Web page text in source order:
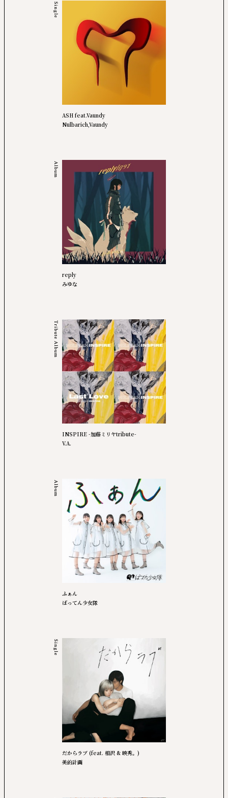
ASH feat.Vaundy
Nulbarich,Vaundy
Single
reply
みゆな
Album
INSPIRE -加藤ミリヤtribute-
V.A.
Tribute Album
ふぁん
ばってん少女隊
Album
だからラブ (feat. 相沢 & 映秀。)
美的計画
Single